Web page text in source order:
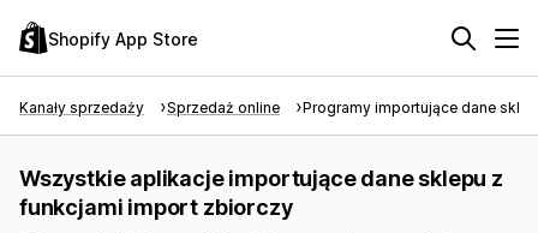
Shopify App Store
Kanały sprzedaży Sprzedaż online Programy importujące dane
Wszystkie aplikacje importujące dane sklepu z
funkcjami import zbiorczy